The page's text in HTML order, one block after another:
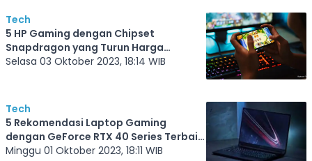
Tech
5 HP Gaming dengan Chipset
Snapdragon yang Turun Harga
Oktober 2023, Ingin Miliki yang Mana?
Selasa 03 Oktober 2023, 18:14 WIB
Tech
5 Rekomendasi Laptop Gaming
dengan GeForce RTX 40 Series Terbaik
2023
Minggu 01 Oktober 2023, 18:11 WIB